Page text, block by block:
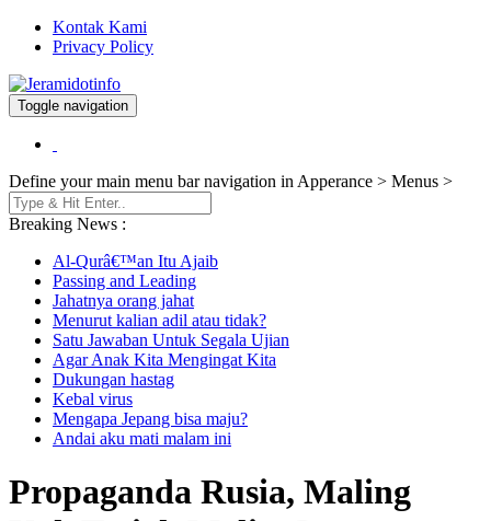
Kontak Kami
Privacy Policy
Jeramidotinfo
Berita dan Informasi Terkini
Toggle navigation
Define your main menu bar navigation in Apperance > Menus >
Breaking News :
Al-Qurâ€™an Itu Ajaib
Passing and Leading
Jahatnya orang jahat
Menurut kalian adil atau tidak?
Satu Jawaban Untuk Segala Ujian
Agar Anak Kita Mengingat Kita
Dukungan hastag
Kebal virus
Mengapa Jepang bisa maju?
Andai aku mati malam ini
Propaganda Rusia, Maling